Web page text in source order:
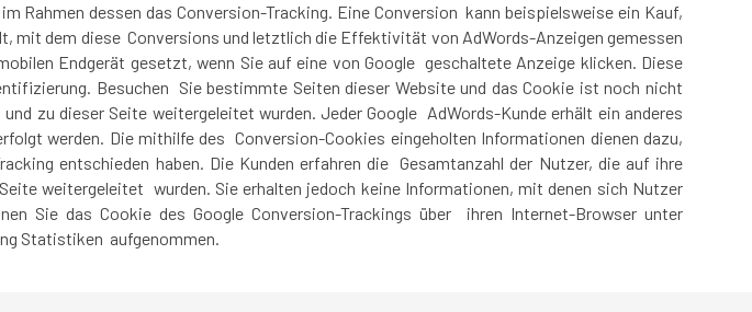
Rahmen dessen das Conversion-Tracking. Eine Conversion kann beispielsweise ein Kauf,
mit dem diese Conversions und letztlich die Effektivität von AdWords-Anzeigen gemessen
Endgerät gesetzt, wenn Sie auf eine von Google geschaltete Anzeige klicken. Diese
Besuchen Sie bestimmte Seiten dieser Website und das Cookie ist noch nicht
zu dieser Seite weitergeleitet wurden. Jeder Google AdWords-Kunde erhält ein anderes
werden. Die mithilfe des Conversion-Cookies eingeholten Informationen dienen dazu,
entschieden haben. Die Kunden erfahren die Gesamtanzahl der Nutzer, die auf ihre
weitergeleitet wurden. Sie erhalten jedoch keine Informationen, mit denen sich Nutzer
Sie das Cookie des Google Conversion-Trackings über ihren Internet-Browser unter
Statistiken aufgenommen.